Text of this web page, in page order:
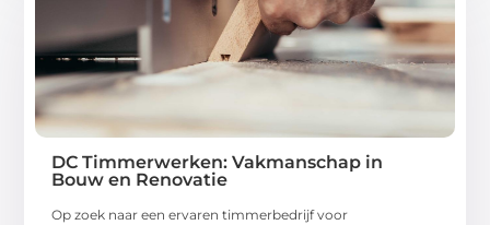
DC Timmerwerken: Vakmanschap in
Bouw en Renovatie
Op zoek naar een ervaren timmerbedrijf voor